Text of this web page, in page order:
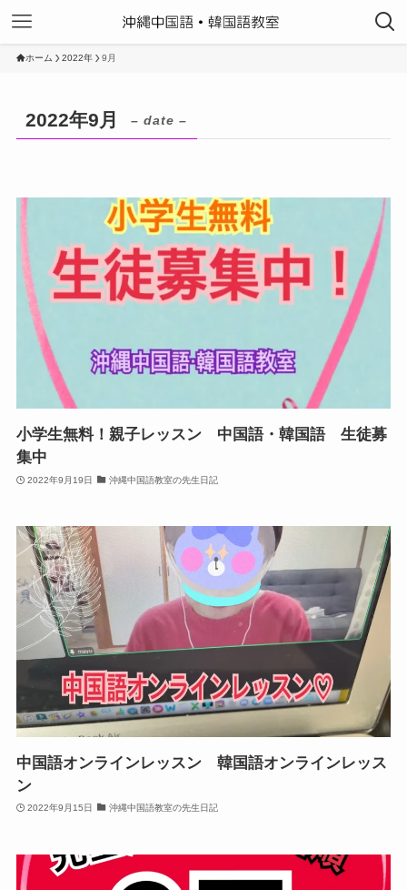
ホーム 2022年 9月
2022年9月 – date –
小学生無料！親子レッスン 中国語・韓国語 生徒募
集中
2022年9月19日 沖縄中国語教室の先生日記
中国語オンラインレッスン 韓国語オンラインレッス
ン
2022年9月15日 沖縄中国語教室の先生日記